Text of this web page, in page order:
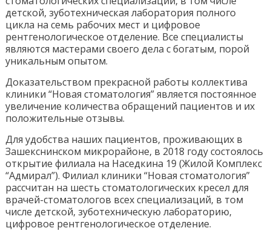
детской, зуботехническая лаборатория полного
цикла на семь рабочих мест и цифровое
рентгенологическое отделение. Все специалисты
являются мастерами своего дела с богатым, порой
уникальным опытом.
Доказательством прекрасной работы коллектива
клиники “Новая стоматология” является постоянное
увеличение количества обращений пациентов и их
положительные отзывы.
Для удобства наших пациентов, проживающих в
Зашекснинском микрорайоне, в 2018 году состоялось
открытие филиала на Наседкина 19 (Жилой Комплекс
“Адмирал”). Филиал клиники “Новая стоматология”
рассчитан на шесть стоматологических кресел для
врачей-стоматологов всех специализаций, в том
числе детской, зуботехническую лабораторию,
цифровое рентгенологическое отделение.